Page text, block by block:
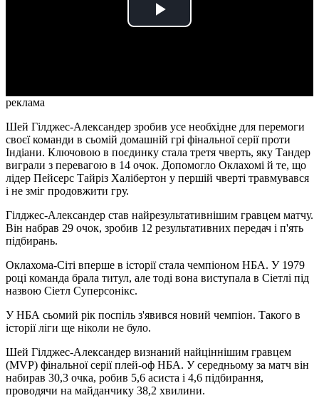
Play
реклама
Шей Гілджес-Александер зробив усе необхідне для перемоги
своєї команди в сьомій домашній грі фінальної серії проти
Індіани. Ключовою в поєдинку стала третя чверть, яку Тандер
виграли з перевагою в 14 очок. Допомогло Оклахомі й те, що
лідер Пейсерс Тайріз Халібертон у першій чверті травмувався
і не зміг продовжити гру.
Гілджес-Александер став найрезультативнішим гравцем матчу.
Він набрав 29 очок, зробив 12 результативних передач і п'ять
підбирань.
Оклахома-Сіті вперше в історії стала чемпіоном НБА. У 1979
році команда брала титул, але тоді вона виступала в Сіетлі під
назвою Сіетл Суперсонікс.
У НБА сьомий рік поспіль з'явився новий чемпіон. Такого в
історії ліги ще ніколи не було.
Шей Гілджес-Александер визнаний найціннішим гравцем
(MVP) фінальної серії плей-оф НБА. У середньому за матч він
набирав 30,3 очка, робив 5,6 асиста і 4,6 підбирання,
проводячи на майданчику 38,2 хвилини.